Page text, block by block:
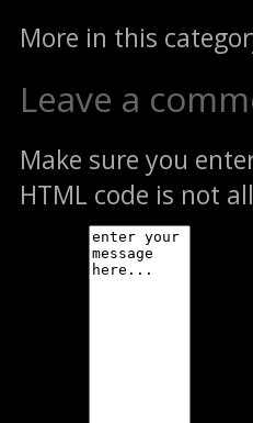
More in this
Leave a
Make sure you
HTML code is not